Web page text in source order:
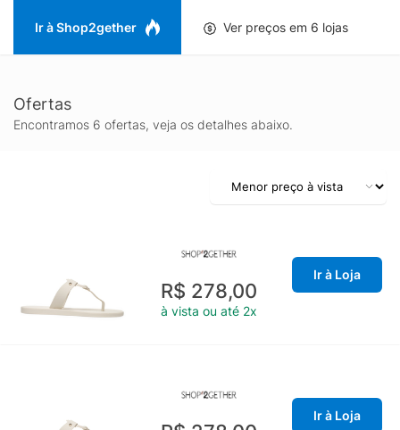
Ir à Shop2gether Ver preços em 6 lojas
Ofertas
Encontramos 6 ofertas, veja os detalhes abaixo.
R$ 278,00
à vista ou até 2x
Ir à Loja
Ir à Loja